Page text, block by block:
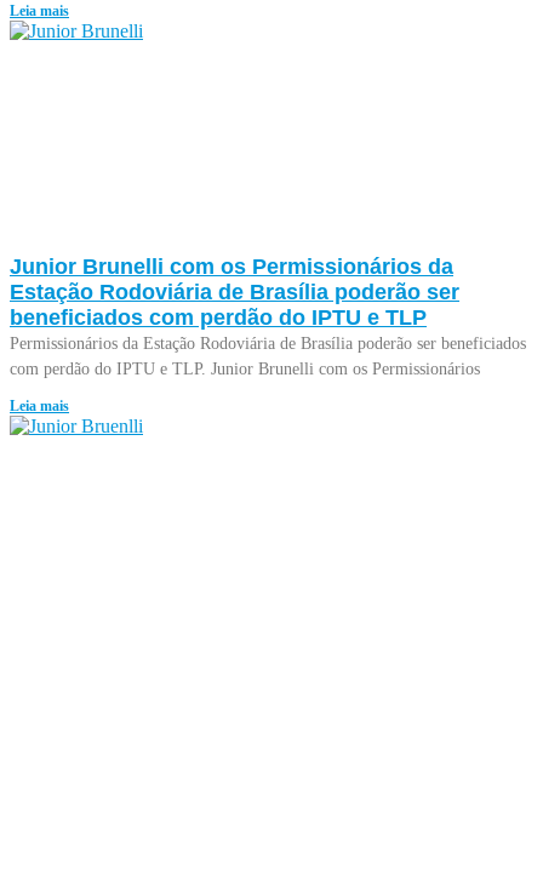
Leia mais
Junior Brunelli com os Permissionários da
Estação Rodoviária de Brasília poderão ser
beneficiados com perdão do IPTU e TLP
Permissionários da Estação Rodoviária de Brasília poderão ser beneficiados
com perdão do IPTU e TLP. Junior Brunelli com os Permissionários
Leia mais